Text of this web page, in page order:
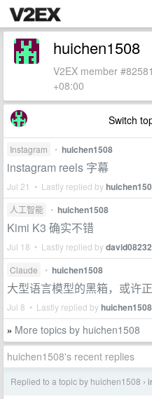
huichen1508
V2EX member
+08:00
Switch
Instagram • huichen1508
instagram reels 字幕
Jul 21 • Lastly replied by
人工智能 • huichen1508
Kimi K3 确实不错
Jul 18 • Lastly replied by
Claude • huichen1508
大型语言模型的黑箱，或许
Jul 8 • Lastly replied byhuichen1508
» More topics by huichen1508
huichen1508's recent replies
Replied to a topic by huichen1508 ›